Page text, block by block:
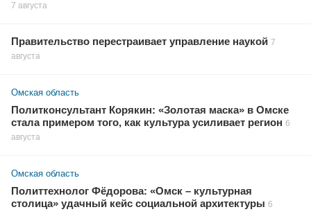
7 августа
Правительство перестраивает управление наукой 7
августа
Омская область
Политконсультант Корякин: «Золотая маска» в Омске
стала примером того, как культура усиливает регион 6
августа
Омская область
Политтехнолог Фёдорова: «Омск – культурная
столица» удачный кейс социальной архитектуры 6